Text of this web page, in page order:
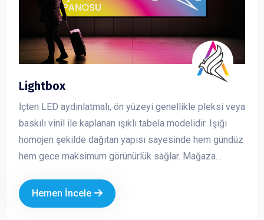
Lightbox
İçten LED aydınlatmalı, ön yüzeyi genellikle pleksi veya
baskılı vinil ile kaplanan ışıklı tabela modelidir. Işığı
homojen şekilde dağıtan yapısı sayesinde hem gündüz
hem gece maksimum görünürlük sağlar. Mağaza
tercih edilen tabela çözümlerinden biridir. Dikkat çekici,
net ve profesyonel bir sunum sağlar.
Hemen İncele